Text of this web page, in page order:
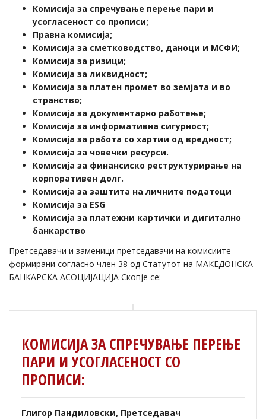
Комисија за спречување перење пари и
усогласеност со прописи;
Правна комисија;
Комисија за сметководство, даноци и МСФИ;
Комисија за ризици;
Комисија за ликвидност;
Комисија за платен промет во земјата и во
странство;
Комисија за документарно работење;
Комисија за информативна сигурност;
Комисија за работа со хартии од вредност;
Комисија за човечки ресурси.
Комисија за финансиско реструктурирање на
корпоративен долг.
Комисија за заштита на личните податоци
Комисија за ESG
Комисија за платежни картички и дигитално
банкарство
Претседавачи и заменици претседавачи на комисиите
формирани согласно член 38 од Статутот на МАКЕДОНСКА
БАНКАРСКА АСОЦИЈАЦИЈА Скопје се:
КОМИСИЈА ЗА СПРЕЧУВАЊЕ ПЕРЕЊЕ
ПАРИ И УСОГЛАСЕНОСТ СО
ПРОПИСИ:
Глигор Пандиловски, Претседавач